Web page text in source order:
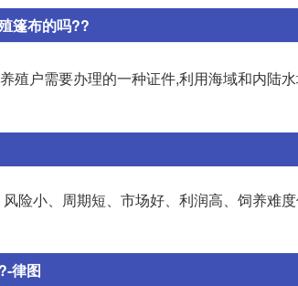
篷布的吗??
殖户需要办理的一种证件,利用海域和内陆
险小、周期短、市场好、利润高、饲养难
律图